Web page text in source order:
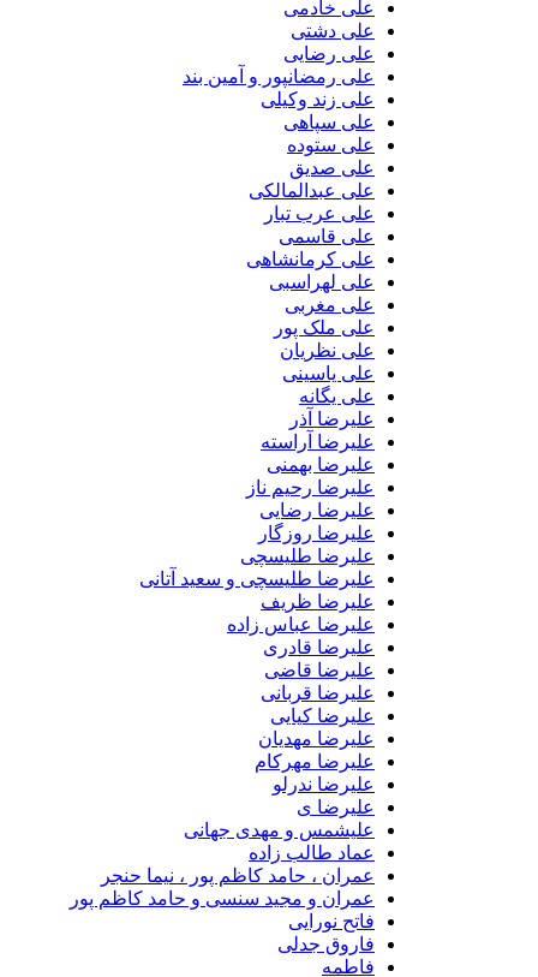
علی خادمی
علی دشتی
علی رضایی
علی رمضانپور و آمین بند
علی زند وکیلی
علی سپاهی
علی ستوده
علی صدیق
علی عبدالمالکی
علی عرب تبار
علی قاسمی
علی کرمانشاهی
علی لهراسبی
علی مغربی
علی ملک پور
علی نظریان
علی یاسینی
علی یگانه
علیرضا آذر
علیرضا آراسته
علیرضا بهمنی
علیرضا رحیم ناز
علیرضا رضایی
علیرضا روزگار
علیرضا طلیسچی
علیرضا طلیسچی و سعید آتانی
علیرضا ظریف
علیرضا عباس زاده
علیرضا قادری
علیرضا قاضی
علیرضا قربانی
علیرضا کیایی
علیرضا مهدیان
علیرضا مهرکام
علیرضا ندرلو
علیرضا ی
علیشمس و مهدی جهانی
عماد طالب زاده
عمران ، حامد کاظم پور ، نیما حنجر
عمران و مجید سنسی و حامد کاظم پور
فاتح نورایی
فاروق جدلی